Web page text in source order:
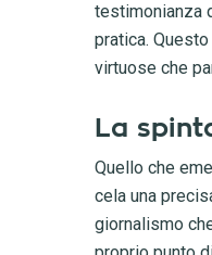
testimonianza
pratica.
virtuose che
La
Quello che
cela una
giornalismo